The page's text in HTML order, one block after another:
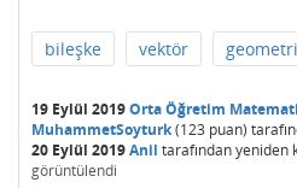
bileşke vektör geometri
19 Eylül 2019Orta Öğretim
MuhammetSoyturk(123 puan)
20 Eylül 2019Anil tarafındanyeniden
görüntülendi